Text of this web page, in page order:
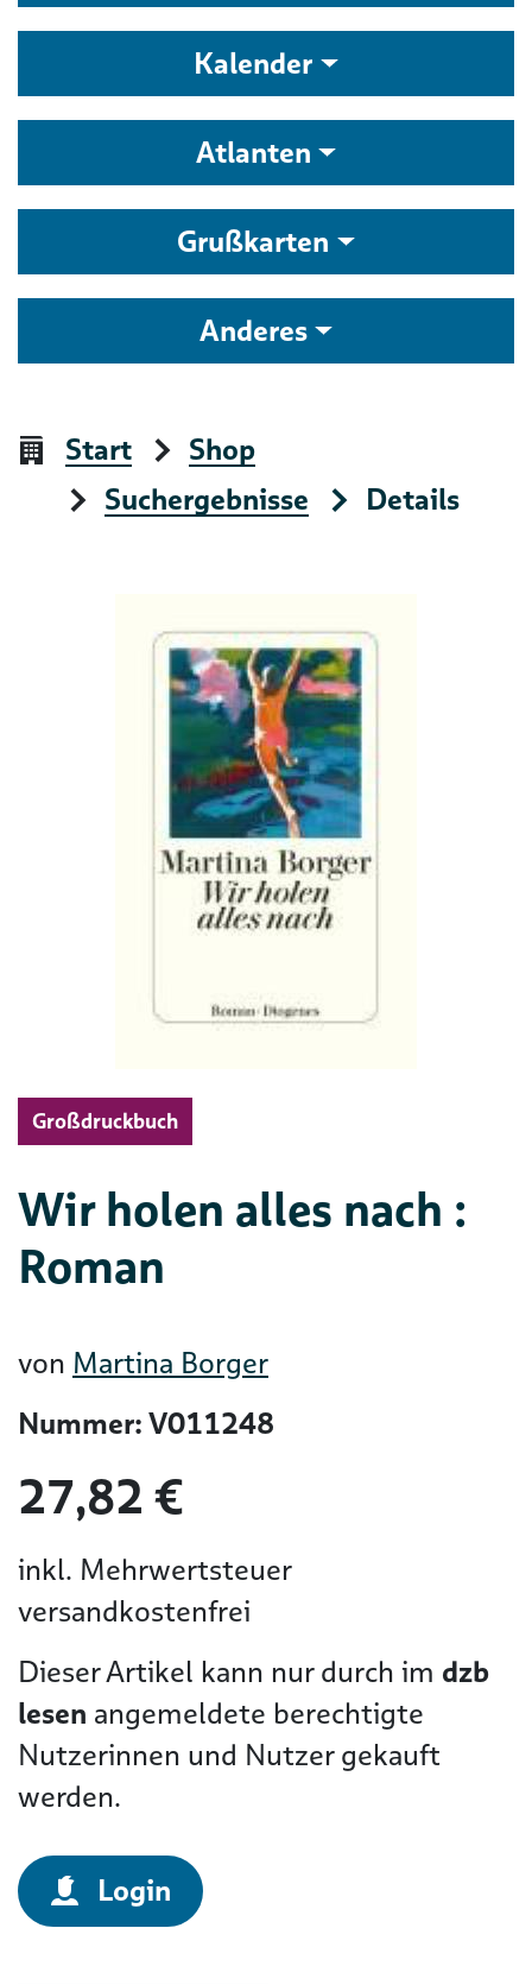
Kalender
Atlanten
Grußkarten
Anderes
Start
Shop
Suchergebnisse
Details
Großdruckbuch
Wir holen alles nach :
Roman
von Martina Borger
Nummer: V011248
27,82 €
inkl. Mehrwertsteuer
versandkostenfrei
Dieser Artikel kann nur durch im dzb
lesen angemeldete berechtigte
Nutzerinnen und Nutzer gekauft
werden.
Login